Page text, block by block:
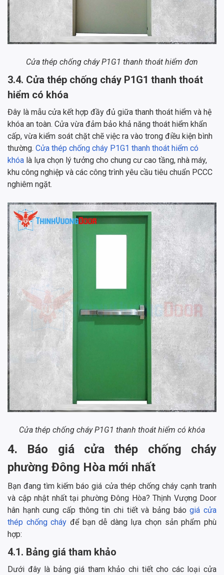
Cửa thép chống cháy P1G1 thanh thoát hiểm đơn
3.4. Cửa thép chống cháy P1G1 thanh thoát
hiểm có khóa
Đây là mẫu cửa kết hợp đầy đủ giữa thanh thoát hiểm và hệ
khóa an toàn. Cửa vừa đảm bảo khả năng thoát hiểm khẩn
cấp, vừa kiểm soát chặt chẽ việc ra vào trong điều kiện bình
thường. Cửa thép chống cháy P1G1 thanh thoát hiểm có
khóa là lựa chọn lý tưởng cho chung cư cao tầng, nhà máy,
khu công nghiệp và các công trình yêu cầu tiêu chuẩn PCCC
nghiêm ngặt.
Cửa thép chống cháy P1G1 thanh thoát hiểm có khóa
4. Báo giá cửa thép chống cháy
phường Đông Hòa mới nhất
Bạn đang tìm kiếm báo giá cửa thép chống cháy cạnh tranh
và cập nhật nhất tại phường Đông Hòa? Thịnh Vượng Door
hân hạnh cung cấp thông tin chi tiết và bảng báogiá cửa
thép chống cháy để bạn dễ dàng lựa chọn sản phẩm phù
hợp:
4.1. Bảng giá tham khảo
Dưới đây là bảng giá tham khảo chi tiết cho các loại cửa